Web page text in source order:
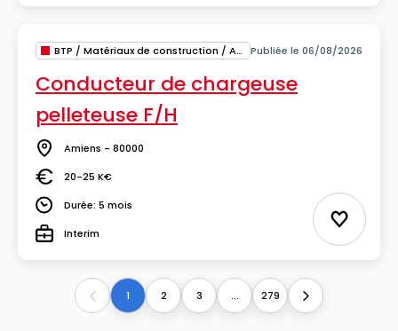
BTP / Matériaux de construction / Architecture Publiée le 06/08/2026
Conducteur de chargeuse
pelleteuse F/H
Lieu Amiens - 80000
Salaire20-25 K€
DuréeDurée: 5 mois
TypeInterim Ajouter
Previous1 2 3 ... 279 Next